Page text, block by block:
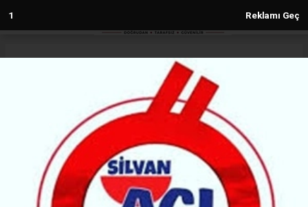
Diyarbakır Valisi Zorluoğlu’ndan
Kurban Bayramı mesajı
DIYARBAKIR
(H M) - Haber Merkezi | 26.05.2026 - 19:22, Güncelleme: 26.05.2026 - 19:22
98607+ kez okundu.